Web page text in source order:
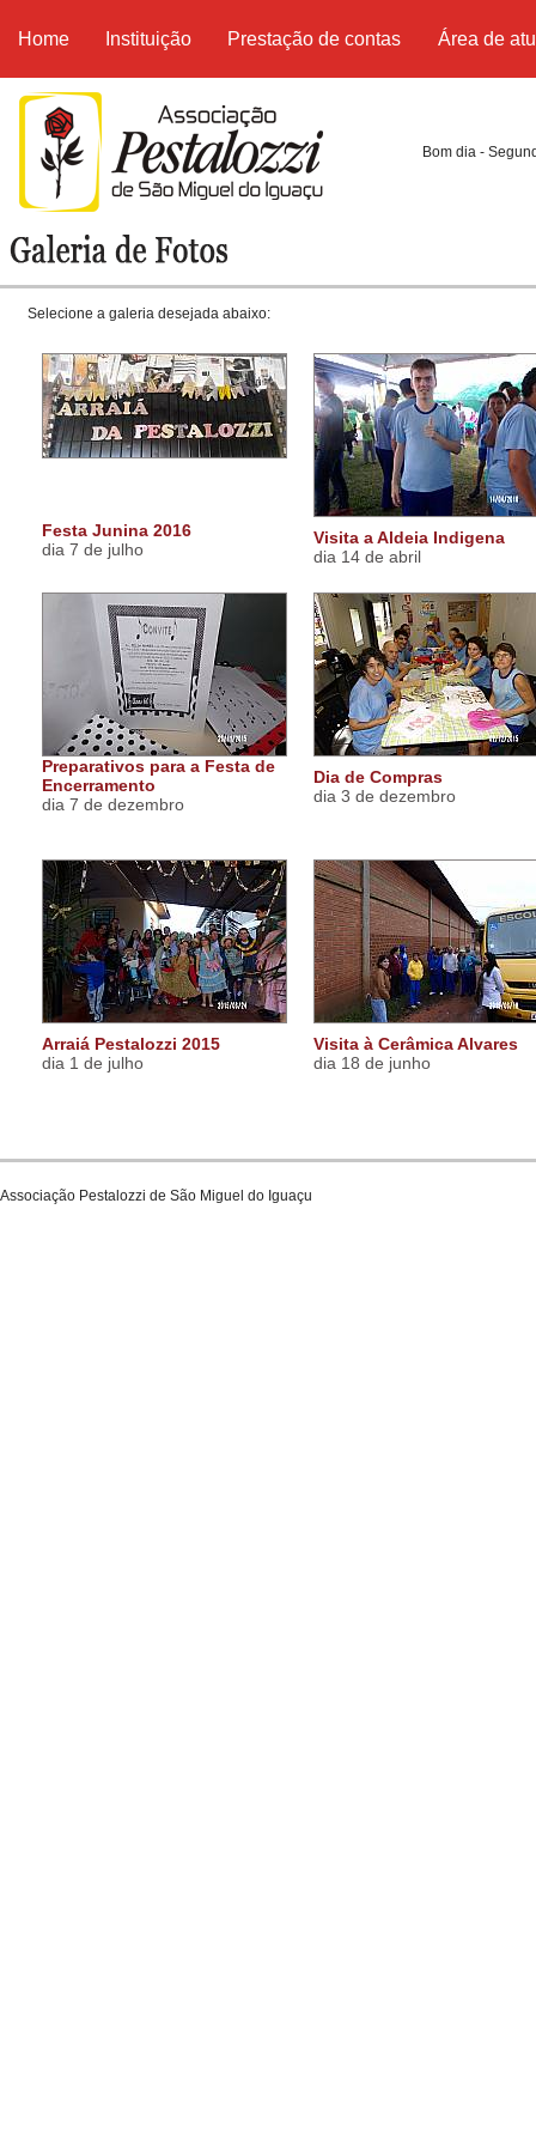
Home Instituição Prestação de contas Área de
Bom dia -
Selecione a galeria desejada abaixo:
Festa Junina 2016
dia 7 de julho
Visita a Aldeia Indigena
dia 14 de abril
Preparativos para a Festa de
Encerramento
dia 7 de dezembro
Dia de Compras
dia 3 de dezembro
Arraiá Pestalozzi 2015
dia 1 de julho
Visita à Cerâmica Alvares
dia 18 de junho
Associação Pestalozzi de São Miguel do Iguaçu